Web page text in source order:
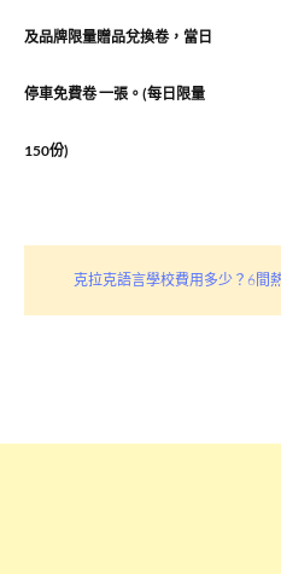
及品牌限量贈品兌換卷，當日
停車免費卷 一張。(每日限量
150份)
克拉克語言學校費用多少？6間